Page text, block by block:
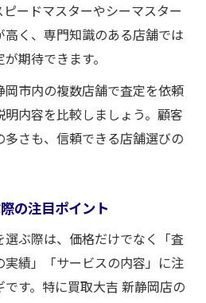
ードマスターやシーマスター
く、専門知識のある店舗では
期待できます。
市内の複数店舗で査定を依頼
内容を比較しましょう。顧客
さも、信頼できる店舗選びの
の注目ポイント
ぶ際は、価格だけでなく「査
績」「サービスの内容」に注
す。特に買取大吉 新静岡店の